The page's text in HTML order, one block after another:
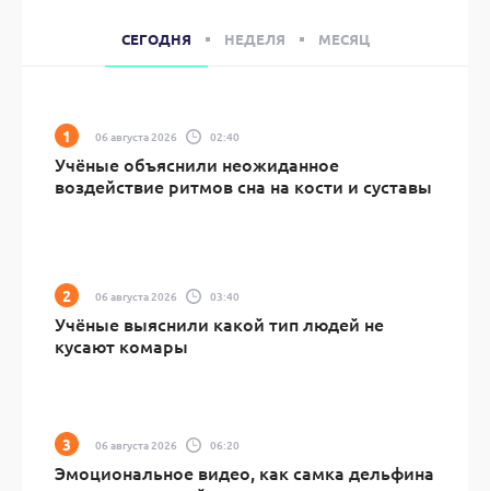
СЕГОДНЯ НЕДЕЛЯ МЕСЯЦ
06 августа 2026 02:40
Учёные объяснили неожиданное
воздействие ритмов сна на кости и суставы
06 августа 2026 03:40
Учёные выяснили какой тип людей не
кусают комары
06 августа 2026 06:20
Эмоциональное видео, как самка дельфина